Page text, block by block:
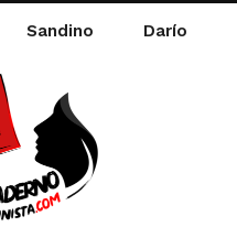
Sandino Darío